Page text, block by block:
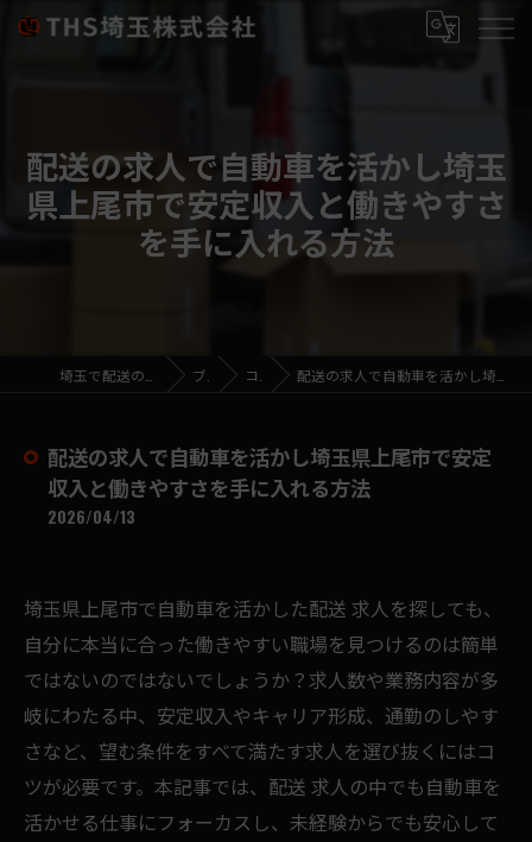
配送の求人で自動車を活かし埼玉
県上尾市で安定収入と働きやすさ
を手に入れる方法
ブログ コラム 配送の求人で自動車を活かし埼玉県上尾市で安定収入と働きやすさを手に入れる方法
配送の求人で自動車を活かし埼玉県上尾市で安定
収入と働きやすさを手に入れる方法
2026/04/13
埼玉県上尾市で自動車を活かした配送 求人を探しても、
自分に本当に合った働きやすい職場を見つけるのは簡単
ではないのではないでしょうか？求人数や業務内容が多
岐にわたる中、安定収入やキャリア形成、通勤のしやす
さなど、望む条件をすべて満たす求人を選び抜くにはコ
ツが必要です。本記事では、配送 求人の中でも自動車を
活かせる仕事にフォーカスし、未経験からでも安心して